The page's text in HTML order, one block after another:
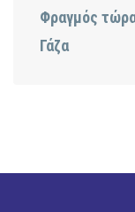
Φραγμός
Γάζα